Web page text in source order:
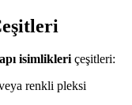
isimlikleriçeşitleri:
renkli pleksi